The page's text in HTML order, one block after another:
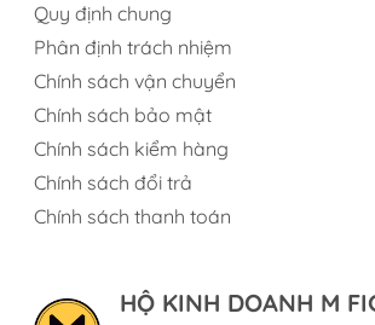
Quy định chung
Phân định trách nhiệm
Chính sách vận chuyển
Chính sách bảo mật
Chính sách kiểm hàng
Chính sách đổi trả
Chính sách thanh toán
HỘ KINH DOANH M